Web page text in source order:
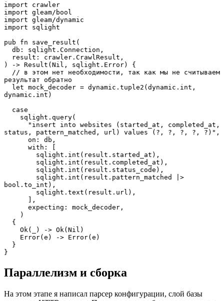
import crawler
import gleam/bool
import gleam/dynamic
import sqlight
pub fn save_result(
  db: sqlight.Connection,
  result: crawler.CrawlResult,
) -> Result(Nil, sqlight.Error) {
результат обратно
dynamic.int)
  case
    sqlight.query(
status, pattern_matched, url) values (?, ?, ?, ?, ?)",
      on: db,
      with: [
        sqlight.int(result.started_at),
        sqlight.int(result.completed_at),
        sqlight.int(result.status_code),
bool.to_int),
        sqlight.text(result.url),
      ],
      expecting: mock_decoder,
    )
  {
    Ok(_) -> Ok(Nil)
    Error(e) -> Error(e)
  }
}
Параллелизм и сборка
На этом этапе я написал парсер конфигурации, слой базы